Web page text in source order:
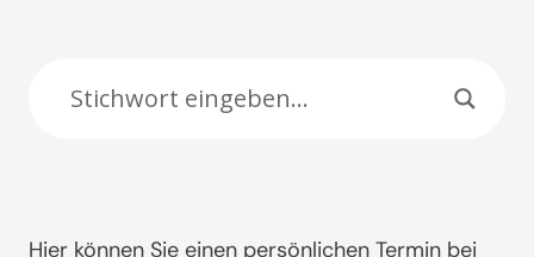
Hier können Sie einen persönlichen Termin bei